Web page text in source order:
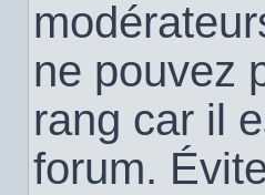
ne pouvez
rang car il
forum.